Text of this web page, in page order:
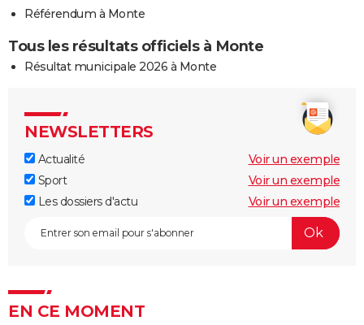
Référendum à Monte
Tous les résultats officiels à Monte
Résultat municipale 2026 à Monte
NEWSLETTERS
Actualité
Voir un exemple
Sport
Voir un exemple
Les dossiers d'actu
Voir un exemple
EN CE MOMENT